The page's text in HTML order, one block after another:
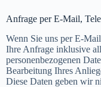
Anfrage per E-Mail,
Wenn Sie uns per E-
Ihre Anfrage inklusive
personenbezogenen
Bearbeitung Ihres
Diese Daten geben wir